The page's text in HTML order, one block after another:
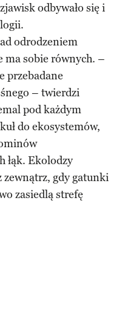
odbywało się i
odrodzeniem
ma sobie równych. –
przebadane
– twierdzi
pod każdym
do ekosystemów,
łąk. Ekolodzy
zewnątrz, gdy gatunki
zasiedlą strefę